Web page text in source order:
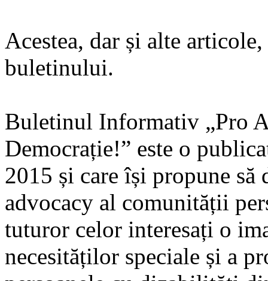
Acestea, dar și alte
buletinului.
Buletinul Informativ „Pro
Democrație!” este o
2015 și care își propune
advocacy al comunității
tuturor celor interesați o
necesităților speciale și a